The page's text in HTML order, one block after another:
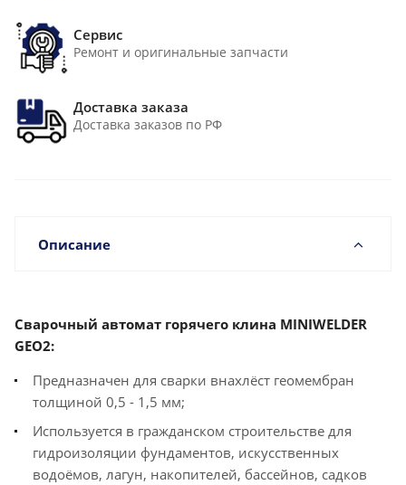
Сервис
Ремонт и оригинальные запчасти
Доставка заказа
Доставка заказов по РФ
Описание
Сварочный автомат горячего клина MINIWELDER
GEO2:
Предназначен для сварки внахлёст геомембран
толщиной 0,5 - 1,5 мм;
Используется в гражданском строительстве для
гидроизоляции фундаментов, искусственных
водоёмов, лагун, накопителей, бассейнов, садков